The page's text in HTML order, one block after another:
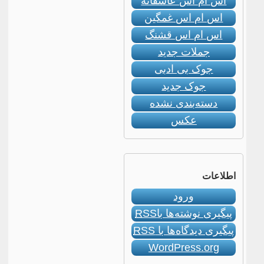
اس ام اس غمگین
اس ام اس قشنگ
جملات جدید
جوک بی ادبی
جوک جدید
دسته‌بندی نشده
عکس
اطلاعات
ورود
پیگیری نوشته‌ها باRSS
پیگیری دیدگاه‌ها باRSS
WordPress.org